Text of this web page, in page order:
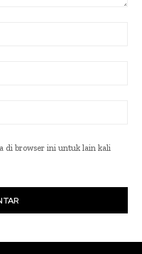
di browser ini untuk lain kali